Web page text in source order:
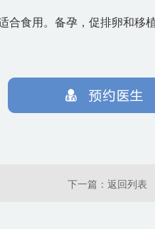
合食用。备孕，促排卵和移
下一篇：返回列表